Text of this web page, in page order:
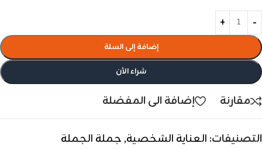
إضافة إلى السلة
شراء الأن
مقارنة إضافة الى المفضلة
التصنيفات: العناية الشخصية, جملة الجملة